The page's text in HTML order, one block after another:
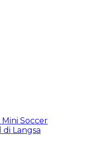
Soccer
Langsa